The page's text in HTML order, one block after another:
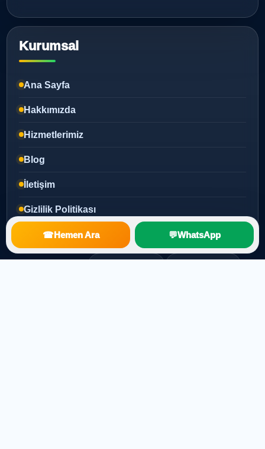
Kurumsal
Ana Sayfa
Hakkımızda
Hizmetlerimiz
Blog
İletişim
Gizlilik Politikası
☎Hemen Ara 💬WhatsApp